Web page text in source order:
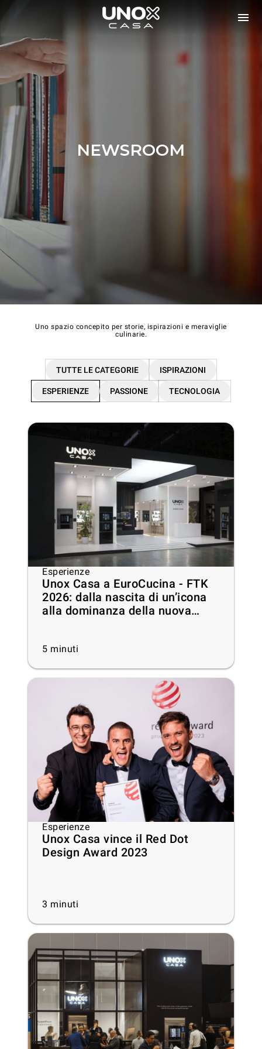
NEWSROOM
Uno spazio concepito per storie, ispirazioni e meraviglie
culinarie.
TUTTE LE CATEGORIE ISPIRAZIONI
ESPERIENZE PASSIONE TECNOLOGIA
Esperienze
Unox Casa a EuroCucina - FTK
2026: dalla nascita di un’icona
alla dominanza della nuova
5 minuti
Esperienze
Unox Casa vince il Red Dot
Design Award 2023
3 minuti